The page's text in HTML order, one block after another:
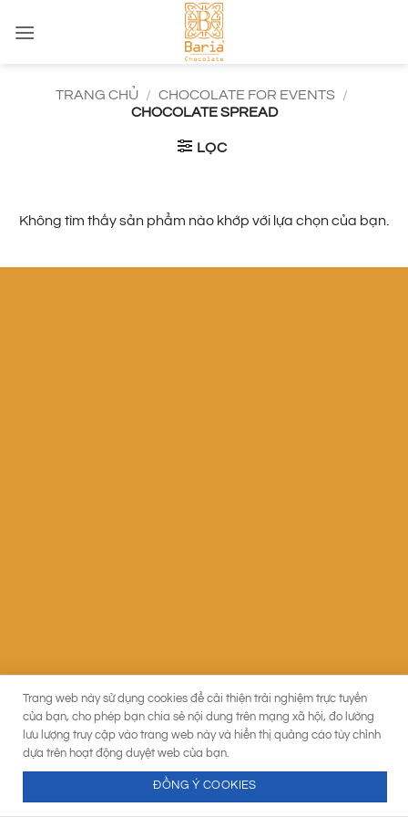
qua
TRANG CHỦ / CHOCOLATE FOR EVENTS /
CHOCOLATE SPREAD
LỌC
Không tìm thấy sản phẩm nào khớp với lựa chọn của bạn.
Trang web này sử dụng cookies để cải thiện trải nghiệm trực tuyến
của bạn, cho phép bạn chia sẻ nội dung trên mạng xã hội, đo lường
lưu lượng truy cập vào trang web này và hiển thị quảng cáo tùy chỉnh
dựa trên hoạt động duyệt web của bạn.
ĐỒNG Ý COOKIES